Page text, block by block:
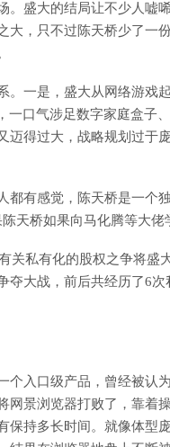
。盛大的结局让不少人嘘
大，只不过陈天桥少了一
。一是，盛大从网络游戏
一口气涉足数字家庭盒子
迈得过大，战略规划过于
都有感觉，陈天桥是一个
天桥如果向马化腾等大佬
关私有化的股权之争将盛
夺大战，前后共经历了6
个入口级产品，曾经被认
网景浏览器打败了，靠着
保持多长时间。就像体型